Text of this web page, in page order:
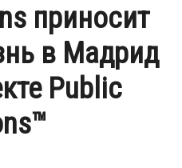
приносит
в Мадрид
Public